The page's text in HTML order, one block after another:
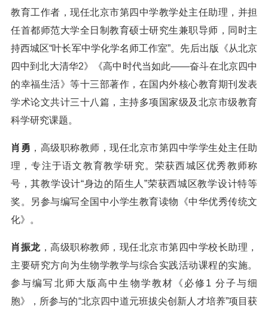
教育工作者，现任北京市第四中学教学处主任助理，并担
任首都师范大学全日制教育硕士研究生兼职导师，同时主
持西城区“叶长军中学化学名师工作室”。先后出版《从北京
四中到北大清华2》《高中时代当如此——奋斗在北京四中
的幸福生活》等十三部著作，在国内外核心教育期刊发表
学术论文共计三十八篇，主持多项国家级及北京市级教育
科学研究课题。
肖勇 ，高级职称教师，现任北京市第四中学学生处主任助
理，专注于语文教育教学研究。荣获西城区优秀教师称
号，其教学设计“身边的陌生人”荣获西城区教学设计特等
奖。另参与编写全国中小学生教育读物《中华优秀传统文
化》。
肖振龙，高级职称教师，现任北京市第四中学校长助理，
主要研究方向为生物学教学与综合实践活动课程的实施。
参与编写北师大版高中生物学教材《必修1 分子与细
胞》，所参与的“北京四中道元班拔尖创新人才培养”项目获